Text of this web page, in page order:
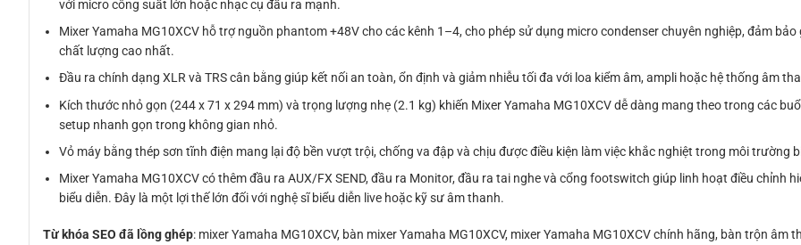
với micro công suất lớn hoặc nhạc cụ đầu ra mạnh.
Mixer Yamaha MG10XCV hỗ trợ nguồn phantom +48V cho các kênh 1–4, cho phép sử dụng micro condenser chuyên nghiệp, đảm bảo
chất lượng cao nhất.
Đầu ra chính dạng XLR và TRS cân bằng giúp kết nối an toàn, ổn định và giảm nhiễu tối đa với loa kiểm âm, ampli hoặc hệ thống âm
Kích thước nhỏ gọn (244 x 71 x 294 mm) và trọng lượng nhẹ (2.1 kg) khiến Mixer Yamaha MG10XCV dễ dàng mang theo trong các
setup nhanh gọn trong không gian nhỏ.
Vỏ máy bằng thép sơn tĩnh điện mang lại độ bền vượt trội, chống va đập và chịu được điều kiện làm việc khắc nghiệt trong môi trường
Mixer Yamaha MG10XCV có thêm đầu ra AUX/FX SEND, đầu ra Monitor, đầu ra tai nghe và cổng footswitch giúp linh hoạt điều chỉnh
biểu diễn. Đây là một lợi thế lớn đối với nghệ sĩ biểu diễn live hoặc kỹ sư âm thanh.
Từ khóa SEO đã lồng ghép: mixer Yamaha MG10XCV, bàn mixer Yamaha MG10XCV, mixer Yamaha MG10XCV chính hãng, bàn trộn âm